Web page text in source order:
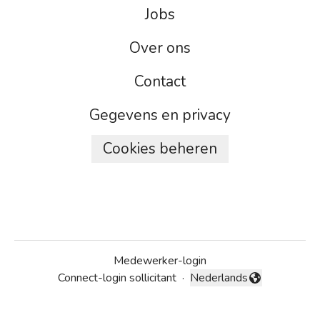
Jobs
Over ons
Contact
Gegevens en privacy
Cookies beheren
Medewerker-login
Connect-login sollicitant · Taal wijzigen
Nederlands